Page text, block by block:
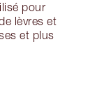
pour
lèvres et
et plus